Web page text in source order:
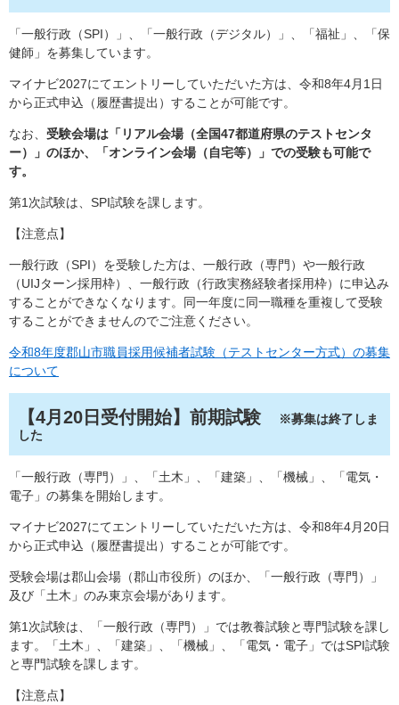
「一般行政（SPI）」、「一般行政（デジタル）」、「福祉」、「保
健師」を募集しています。
マイナビ2027にてエントリーしていただいた方は、令和8年4月1日
から正式申込（履歴書提出）することが可能です。
なお、 受験会場は「リアル会場（全国47都道府県のテストセンタ
ー）」のほか、「オンライン会場（自宅等）」での受験も可能で
す。
第1次試験は、SPI試験を課します。
【注意点】
一般行政（SPI）を受験した方は、一般行政（専門）や一般行政
（UIJターン採用枠）、一般行政（行政実務経験者採用枠）に申込み
することができなくなります。同一年度に同一職種を重複して受験
することができませんのでご注意ください。
令和8年度郡山市職員採用候補者試験（テストセンター方式）の募集
について
【4月20日受付開始】前期試験
※募集は終了しま
した
「一般行政（専門）」、「土木」、「建築」、「機械」、「電気・
電子」の募集を開始します。
マイナビ2027にてエントリーしていただいた方は、令和8年4月20日
から正式申込（履歴書提出）することが可能です。
受験会場は郡山会場（郡山市役所）のほか、「一般行政（専門）」
及び「土木」のみ東京会場があります。
第1次試験は、「一般行政（専門）」では教養試験と専門試験を課し
ます。「土木」、「建築」、「機械」、「電気・電子」ではSPI試験
と専門試験を課します。
【注意点】